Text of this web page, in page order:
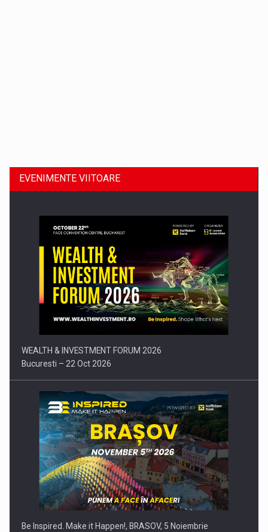
Comunicat de presa: Joburile part-time reincep sa intre pe…
EVENIMENTE VIITOARE
WEALTH & INVESTMENT FORUM 2026
Bucuresti – 22 Oct 2026
Be Inspired. Make it Happen!, BRASOV, 5 Noiembrie